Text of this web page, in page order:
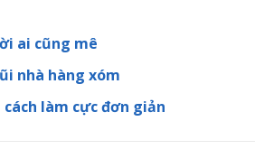
ai cũng mê
nhà hàng xóm
làm cực đơn giản